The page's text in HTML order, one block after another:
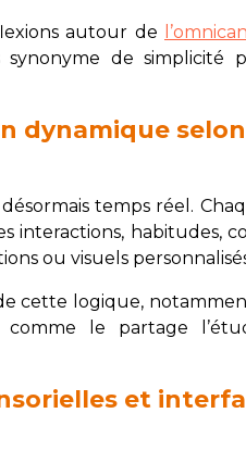
autour de
de simplicité
dynamique
désormais temps réel.
interactions, habitudes,
ou visuels
cette logique,
comme le partage
et